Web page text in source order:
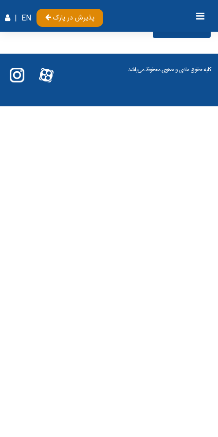
EN
| پذیرش در پارک
کلیه حقوق مادی و معنوی محفوظ می‌باشد